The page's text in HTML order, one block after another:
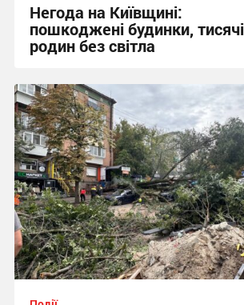
Негода на Київщині:
пошкоджені будинки, тисячі
родин без світла
17:07 вчора